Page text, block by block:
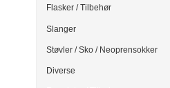
Flasker / Tilbehør
Slanger
Støvler / Sko / Neoprensokker
Diverse